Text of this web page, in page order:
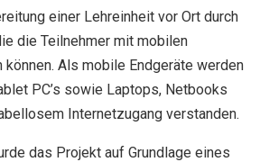
einer Lehreinheit vor Ort durch
die Teilnehmer mit mobilen
können. Als mobile Endgeräte werden
PC’s sowie Laptops, Netbooks
Internetzugang verstanden.
das Projekt auf Grundlage eines